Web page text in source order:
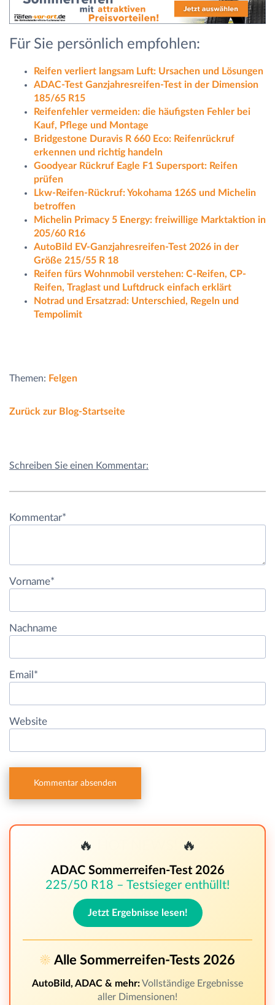
Für Sie persönlich empfohlen:
Reifen verliert langsam Luft: Ursachen und Lösungen
ADAC-Test Ganzjahresreifen-Test in der Dimension
185/65 R15
Reifenfehler vermeiden: die häufigsten Fehler bei
Kauf, Pflege und Montage
Bridgestone Duravis R 660 Eco: Reifenrückruf
erkennen und richtig handeln
Goodyear Rückruf Eagle F1 Supersport: Reifen
prüfen
Lkw-Reifen-Rückruf: Yokohama 126S und Michelin
betroffen
Michelin Primacy 5 Energy: freiwillige Marktaktion in
205/60 R16
AutoBild EV-Ganzjahresreifen-Test 2026 in der
Größe 215/55 R 18
Reifen fürs Wohnmobil verstehen: C-Reifen, CP-
Reifen, Traglast und Luftdruck einfach erklärt
Notrad und Ersatzrad: Unterschied, Regeln und
Tempolimit
Themen: Felgen
Zurück zur Blog-Startseite
Schreiben Sie einen Kommentar:
Kommentar*
Vorname*
Nachname
Email *
Website
🔥 🔥
ADAC Sommerreifen-Test 2026
225/50 R18 – Testsieger enthüllt!
Jetzt Ergebnisse lesen!
☀️ Alle Sommerreifen-Tests 2026
AutoBild, ADAC & mehr:Vollständige Ergebnisse
aller Dimensionen!